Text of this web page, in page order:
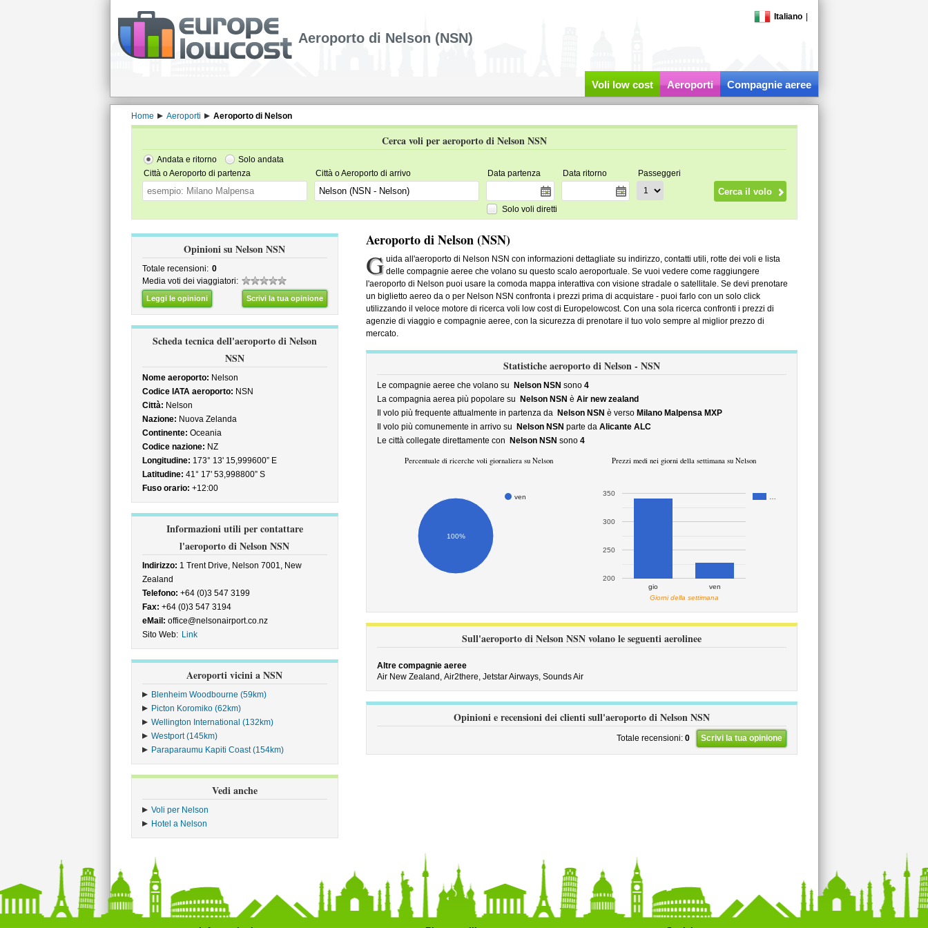
Italiano
Aeroporto di Nelson (NSN)
Voli low cost Aeroporti Compagnie aeree
Home Aeroporti Aeroporto di Nelson
Cerca voli per aeroporto di Nelson NSN
Andata e ritorno
Solo andata
Città o Aeroporto di partenza
Città o Aeroporto di arrivo Data partenza Data ritorno Passeggeri
Solo voli diretti
Opinioni su Nelson NSN
Totale recensioni: 0
Media voti dei viaggiatori:
Leggi le opinioni Scrivi la tua opinione
Scheda tecnica dell'aeroporto di Nelson
NSN
Nome aeroporto: Nelson
Codice IATA aeroporto: NSN
Città: Nelson
Nazione: Nuova Zelanda
Continente: Oceania
Codice nazione: NZ
Longitudine: 173° 13' 15,999600” E
Latitudine: 41° 17' 53,998800” S
Fuso orario: +12:00
Informazioni utili per contattare
l'aeroporto di Nelson NSN
Indirizzo: 1 Trent Drive, Nelson 7001, New
Zealand
Telefono: +64 (0)3 547 3199
Fax: +64 (0)3 547 3194
eMail: office@nelsonairport.co.nz
Sito Web: Link
Aeroporti vicini a NSN
Blenheim Woodbourne (59km)
Picton Koromiko (62km)
Wellington International (132km)
Westport (145km)
Paraparaumu Kapiti Coast (154km)
Vedi anche
Voli per Nelson
Hotel a Nelson
Aeroporto di Nelson (NSN)
G uida all'aeroporto di Nelson NSN con informazioni dettagliate su indirizzo, contatti utili, rotte dei voli e lista
delle compagnie aeree che volano su questo scalo aeroportuale. Se vuoi vedere come raggiungere
l'aeroporto di Nelson puoi usare la comoda mappa interattiva con visione stradale o satellitale. Se devi prenotare
un biglietto aereo da o per Nelson NSN confronta i prezzi prima di acquistare - puoi farlo con un solo click
utilizzando il veloce motore di ricerca voli low cost di Europelowcost. Con una sola ricerca confronti i prezzi di
agenzie di viaggio e compagnie aeree, con la sicurezza di prenotare il tuo volo sempre al miglior prezzo di
mercato.
Statistiche aeroporto di Nelson - NSN
Le compagnie aeree che volano su Nelson NSN sono 4
La compagnia aerea più popolare su
Nelson NSN è Air new zealand
Il volo più frequente attualmente in partenza da Nelson NSN è verso Milano Malpensa MXP
Il volo più comunemente in arrivo su
Nelson NSN parte da Alicante ALC
Le città collegate direttamente con
Nelson NSN sono 4
Percentuale di ricerche voli giornaliera su Nelson
ven
100%
Prezzi medi nei giorni della settimana su Nelson
gio ven
200
250
300
350
Giorni della settimana
Sull'aeroporto di Nelson NSN volano le seguenti aerolinee
Altre compagnie aeree
Air New Zealand, Air2there, Jetstar Airways, Sounds Air
Opinioni e recensioni dei clienti sull'aeroporto di Nelson NSN
Totale recensioni: 0 Scrivi la tua opinione